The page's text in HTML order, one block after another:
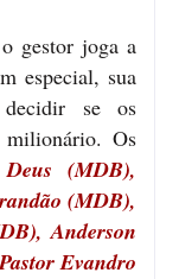
gestor joga a
especial, sua
se os
milionário. Os
(MDB),
(MDB),
Anderson
Evandro